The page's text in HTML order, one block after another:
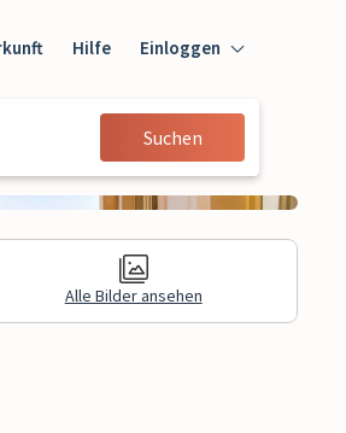
Hilfe Einloggen
Einloggen
Gast
Suchen
Alle Bilder ansehen